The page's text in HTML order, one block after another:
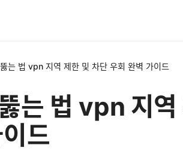
는 법 vpn 지역 제한 및 차단 우회 완벽 가이드
는 법 vpn 지역
드